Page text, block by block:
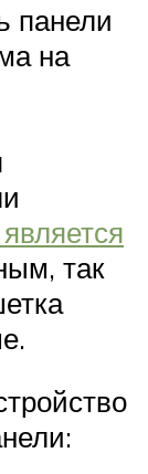
панели
на
так